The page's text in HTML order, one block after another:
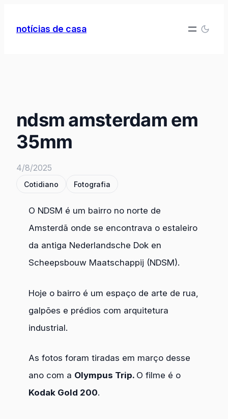
paranotícias de casa
ndsm amsterdam em
35mm
4/8/2025
Cotidiano Fotografia
O NDSM é um bairro no norte de
Amsterdã onde se encontrava o estaleiro
da antiga Nederlandsche Dok en
Scheepsbouw Maatschappij (NDSM).
Hoje o bairro é um espaço de arte de rua,
galpões e prédios com arquitetura
industrial.
As fotos foram tiradas em março desse
ano com a Olympus Trip. O filme é o
Kodak Gold 200.